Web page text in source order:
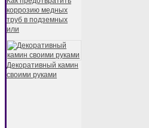
коррозию медных
труб в подземных
или
Декоративный камин
своими руками